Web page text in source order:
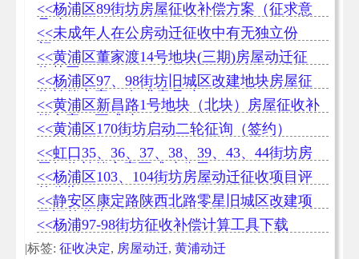
<<杨浦区89街坊房屋征收补偿方案（征求意
见稿）
<<未成年人在公房动迁征收中有无独立份
额？
<<黄浦区董家渡14号地块(三期)房屋动迁征
收范围
<<杨浦区97、98街坊旧城区改建地块房屋征
收补偿方案 （征求意见稿）
<<黄浦区新昌路1号地块（北块）房屋征收补
偿方案（正式稿）
<<黄浦区170街坊启动二轮征询（签约）
<<虹口35、36、37、38、39、43、44街坊房
屋征收补偿方案正式稿公示
<<杨浦区103、104街坊房屋动迁征收项目评
估公告
<<静安区康定路陕西北路零星旧城区改建项
目评估公告
<<杨浦97-98街坊征收补偿计算工具下载
|标签: 征收决定, 房屋动迁, 黄浦动迁